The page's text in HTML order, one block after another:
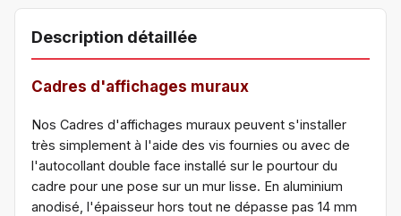
Description détaillée
Cadres d'affichages muraux
Nos Cadres d'affichages muraux peuvent s'installer
très simplement à l'aide des vis fournies ou avec de
l'autocollant double face installé sur le pourtour du
cadre pour une pose sur un mur lisse. En aluminium
anodisé, l'épaisseur hors tout ne dépasse pas 14 mm